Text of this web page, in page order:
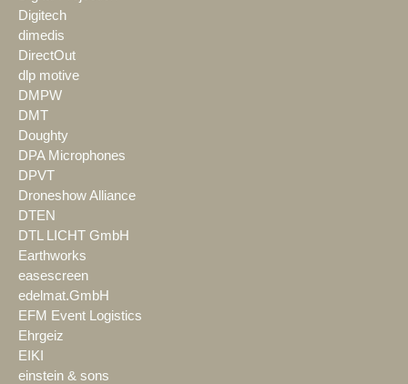
Digitech
dimedis
DirectOut
dlp motive
DMPW
DMT
Doughty
DPA Microphones
DPVT
Droneshow Alliance
DTEN
DTL LICHT GmbH
Earthworks
easescreen
edelmat.GmbH
EFM Event Logistics
Ehrgeiz
EIKI
einstein & sons